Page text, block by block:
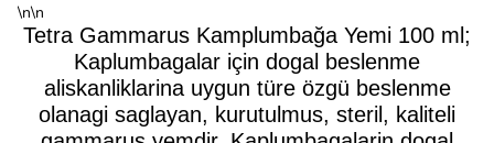
\n\n
Tetra Gammarus Kamplumbağa Yemi 100 ml;
Kaplumbagalar için dogal beslenme
aliskanliklarina uygun türe özgü beslenme
olanagi saglayan, kurutulmus, steril, kaliteli